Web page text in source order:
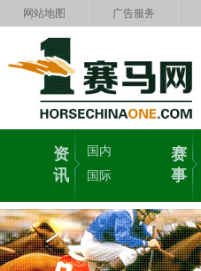
网站地图 广告服务
资
讯
国内
国际
赛
事